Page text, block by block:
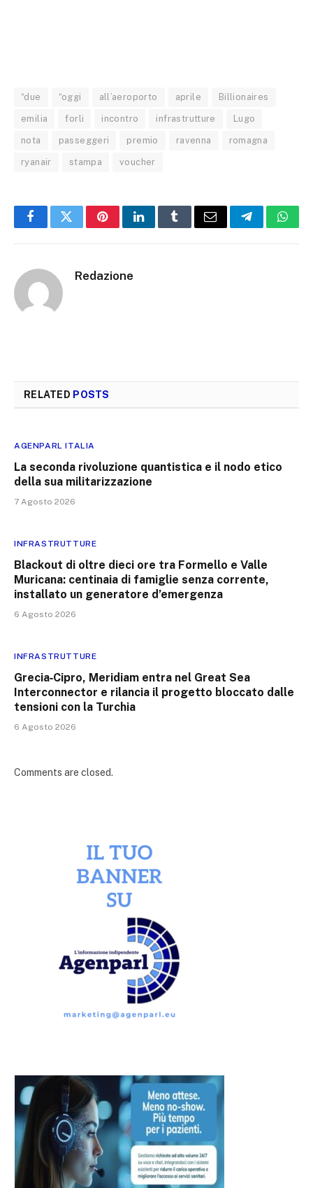
“due “oggi all’aeroporto aprile Billionaires
emilia forli incontro infrastrutture Lugo
nota passeggeri premio ravenna romagna
ryanair stampa voucher
FacebookTwitterPinterestLinkedInTumblrEmail Telegram
Redazione
RELATED POSTS
AGENPARL ITALIA
La seconda rivoluzione quantistica e il nodo etico
della sua militarizzazione
7 Agosto 2026
INFRASTRUTTURE
Blackout di oltre dieci ore tra Formello e Valle
Muricana: centinaia di famiglie senza corrente,
installato un generatore d’emergenza
6 Agosto 2026
INFRASTRUTTURE
Grecia‑Cipro, Meridiam entra nel Great Sea
Interconnector e rilancia il progetto bloccato dalle
tensioni con la Turchia
6 Agosto 2026
Comments are closed.